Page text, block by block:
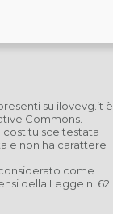
su ilovevg.it è
Commons
costituisce testata
e non ha carattere
come
della Legge n. 62